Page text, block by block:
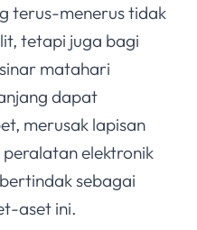
terus-menerus tidak
tetapi juga bagi
matahari
dapat
merusak lapisan
elektronik
sebagai
aset ini.